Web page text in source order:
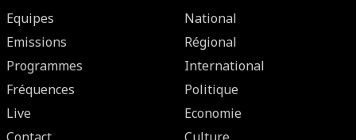
Equipes
Emissions
Programmes
Fréquences
Live
National
Régional
International
Politique
Economie